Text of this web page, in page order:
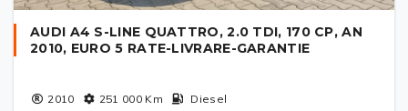
AUDI A4 S-LINE QUATTRO, 2.0 TDI, 170 CP, AN
2010, EURO 5 RATE-LIVRARE-GARANTIE
2010 251 000Km Diesel